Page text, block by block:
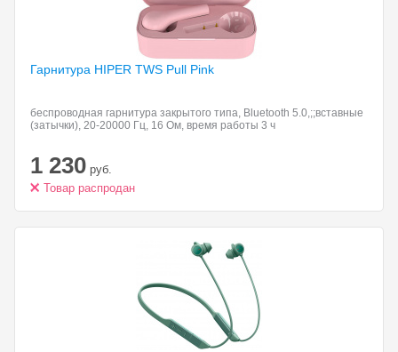
Гарнитура HIPER TWS Pull Pink
беспроводная гарнитура закрытого типа, Bluetooth 5.0,;;вставные
(затычки), 20-20000 Гц, 16 Ом, время работы 3 ч
1 230 руб.
Товар распродан